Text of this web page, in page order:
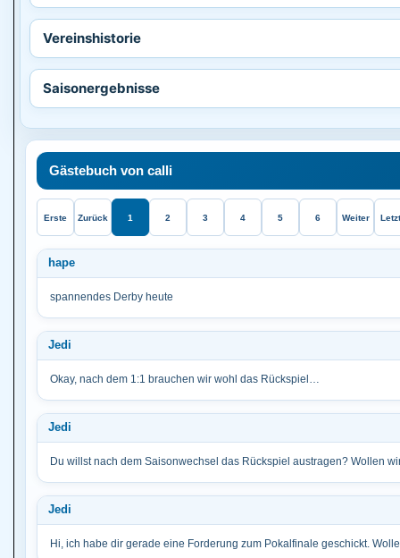
Gästebuch von calli
Erste Zurück 1 2 3 4 5 6 Weiter
hape
spannendes Derby heute
Jedi
Okay, nach dem 1:1 brauchen wir wohl das Rückspiel…
Jedi
Du willst nach dem Saisonwechsel das Rückspiel austragen? Wollen
Jedi
Hi, ich habe dir gerade eine Forderung zum Pokalfinale geschickt.
Vereinshistorie
Saisonergebnisse